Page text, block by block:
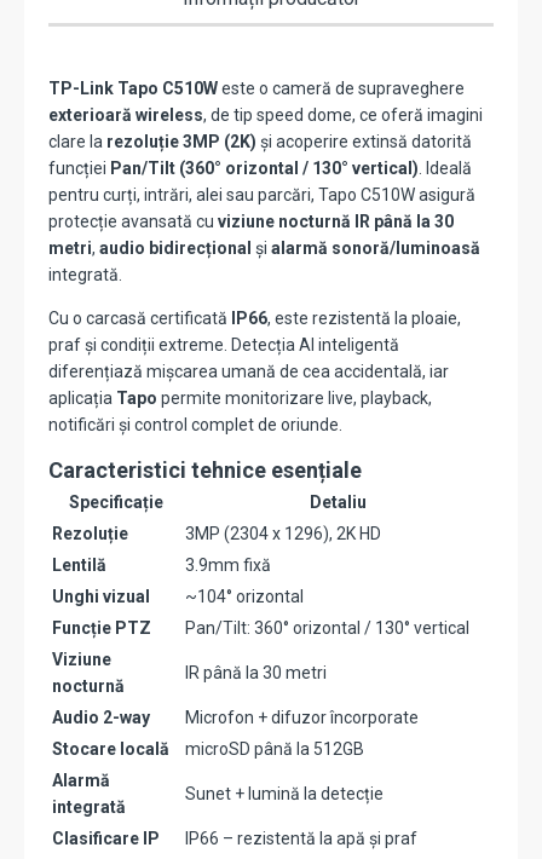
TP-Link Tapo C510Weste o cameră de supraveghere
exterioară wireless, de tip speed dome, ce oferă imagini
clare la rezoluție 3MP (2K) și acoperire extinsă datorită
funcției Pan/Tilt (360° orizontal / 130° vertical). Ideală
pentru curți, intrări, alei sau parcări, Tapo C510W asigură
protecție avansată cu viziune nocturnă IR până la 30
metri, audio bidirecțional și alarmă sonoră/luminoasă
integrată.
Cu o carcasă certificată IP66, este rezistentă la ploaie,
praf și condiții extreme. Detecția AI inteligentă
diferențiază mișcarea umană de cea accidentală, iar
aplicația Tapo permite monitorizare live, playback,
notificări și control complet de oriunde.
Caracteristici tehnice esențiale
Specificație
Detaliu
Rezoluție
3MP (2304 x 1296), 2K HD
Lentilă
3.9mm fixă
Unghi vizual
~104° orizontal
Funcție PTZ
Pan/Tilt: 360° orizontal / 130° vertical
Viziune
nocturnă
IR până la 30 metri
Audio 2-way
Microfon + difuzor încorporate
Stocare locală
microSD până la 512GB
Alarmă
integrată
Sunet + lumină la detecție
Clasificare IP IP66 – rezistentă la apă și praf